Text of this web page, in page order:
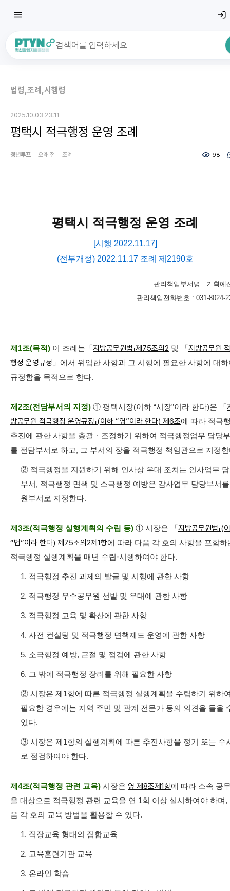
법령,조례,시행령
2025.10.03 23:11
평택시 적극행정 운영 조례
청년루프 오래 전 조례 98
평택시 적극행정 운영 조례
[시행 2022.11.17]
(전부개정) 2022.11.17 조례 제2190호
관리책임부서명 : 기획예
관리책임전화번호 : 031-8024-
제1조(목적) 이 조례는「지방공무원법」제75조의2 및 「지방공무원
행정 운영규정 」에서 위임한 사항과 그 시행에 필요한 사항에 대
규정함을 목적으로 한다.
제2조(전담부서의 지정) ① 평택시장(이하 “시장”이라 한다)은 「
방공무원 적극행정 운영규정」(이하 “영”이라 한다) 제6조에 따라 적극
추진에 관한 사항을 총괄ㆍ조정하기 위하여 적극행정업무 담당
를 전담부서로 하고, 그 부서의 장을 적극행정 책임관으로 지정
② 적극행정을 지원하기 위해 인사상 우대 조치는 인사업무
부서, 적극행정 면책 및 소극행정 예방은 감사업무 담당부서
원부서로 지정한다.
제3조(적극행정 실행계획의 수립 등) ① 시장은 「지방공무원법」(
“법”이라 한다) 제75조의2제1항에 따라 다음 각 호의 사항을 포함하
적극행정 실행계획을 매년 수립·시행하여야 한다.
1. 적극행정 추진 과제의 발굴 및 시행에 관한 사항
2. 적극행정 우수공무원 선발 및 우대에 관한 사항
3. 적극행정 교육 및 확산에 관한 사항
4. 사전 컨설팅 및 적극행정 면책제도 운영에 관한 사항
5. 소극행정 예방, 근절 및 점검에 관한 사항
6. 그 밖에 적극행정 장려를 위해 필요한 사항
② 시장은 제1항에 따른 적극행정 실행계획을 수립하기 위하
필요한 경우에는 지역 주민 및 관계 전문가 등의 의견을 들을
있다.
③ 시장은 제1항의 실행계획에 따른 추진사항을 정기 또는 수
로 점검하여야 한다.
제4조(적극행정 관련 교육) 시장은 영 제8조제1항에 따라 소속 공
을 대상으로 적극행정 관련 교육을 연 1회 이상 실시하여야 하며,
음 각 호의 교육 방법을 활용할 수 있다.
1. 직장교육 형태의 집합교육
2. 교육훈련기관 교육
3. 온라인 학습